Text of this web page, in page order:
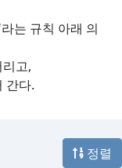
는 규칙 아래 의
고,
간다.
정렬